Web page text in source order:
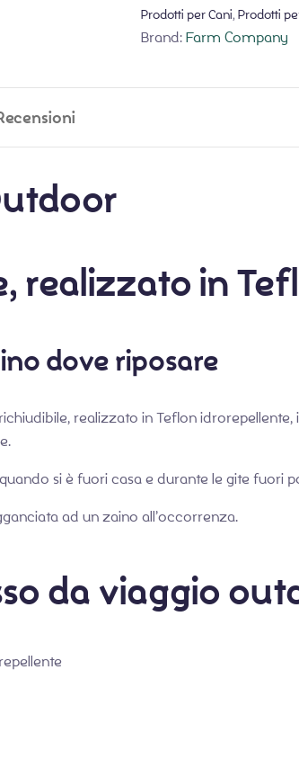
Prodotti per Cani, Prodotti
Brand:Farm Company
realizzato in
dove riposare
realizzato in Teflon idrorepellente,
si è fuori casa e durante le gite fuori
ad un zaino all’occorrenza.
da viaggio